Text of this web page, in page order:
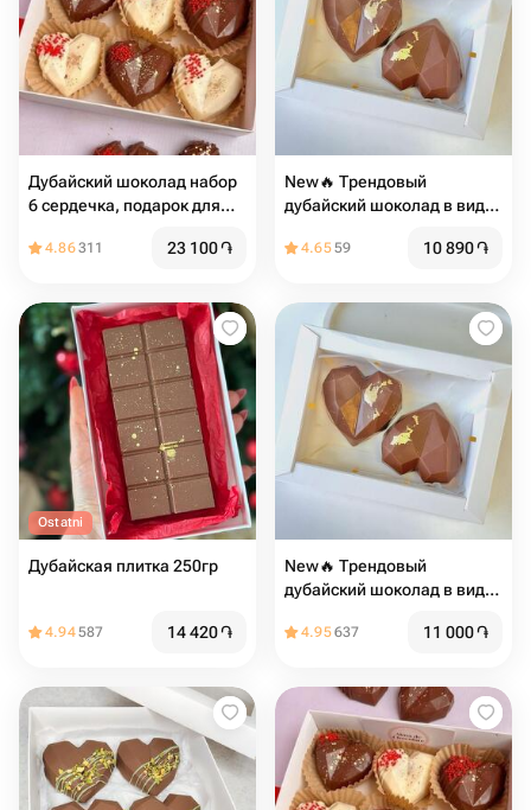
Дубайский шоколад набор
6 сердечка, подарок для
4.86311 23 100֏
New🔥 Трендовый
дубайский шоколад в виде
4.6559 10 890֏
Ostatni
Дубайская плитка 250гр
4.94587 14 420֏
New🔥 Трендовый
дубайский шоколад в виде
4.95637 11 000֏